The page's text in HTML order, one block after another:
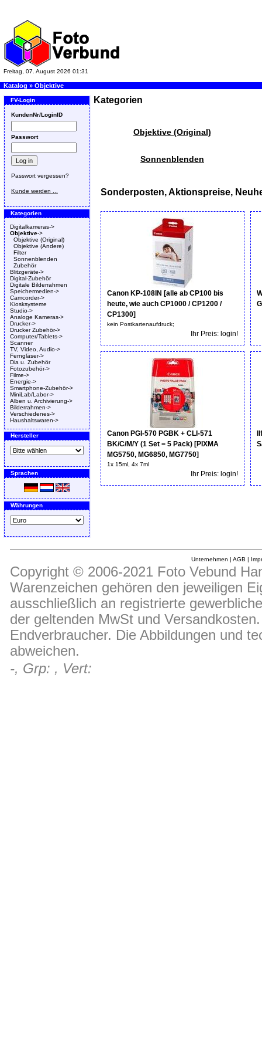
Freitag, 07. August 2026 01:31
Katalog » Objektive
FV-Login
KundenNr/LoginID
Passwort
Passwort vergessen?
Kunde werden ...
Kategorien
Digitalkameras->
Objektive->
Objektive (Original)
Objektive (Andere)
Filter
Sonnenblenden
Zubehör
Blitzgeräte->
Digital-Zubehör
Digitale Bilderrahmen
Speichermedien->
Camcorder->
Kiosksysteme
Studio->
Analoge Kameras->
Drucker->
Drucker Zubehör->
Computer/Tablets->
Scanner
TV, Video, Audio->
Ferngläser->
Dia u. Zubehör
Fotozubehör->
Filme->
Energie->
Smartphone-Zubehör->
MiniLab/Labor->
Alben u. Archivierung->
Bilderrahmen->
Verschiedenes->
Haushaltswaren->
Hersteller
Sprachen
Währungen
Kategorien
Objektive (Original)
Sonnenblenden
Sonderposten, Aktionspreise,
Canon KP-108IN [alle ab CP100 bis
heute, wie auch CP1000 / CP1200 /
CP1300]
kein Postkartenaufdruck;
Ihr Preis: login!
Canon PGI-570 PGBK + CLI-571
BK/C/M/Y (1 Set = 5 Pack) [PIXMA
MG5750, MG6850, MG7750]
1x 15ml, 4x 7ml
Ihr Preis: login!
Unternehmen | AGB |
Copyright © 2006-2021 Foto Vebund
Warenzeichen gehören den jeweiligen
ausschließlich an registrierte
der geltenden MwSt und
Endverbraucher. Die Abbildungen und
abweichen.
-, Grp: , Vert: